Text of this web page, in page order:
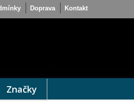
Doprava Kontakt
Značky